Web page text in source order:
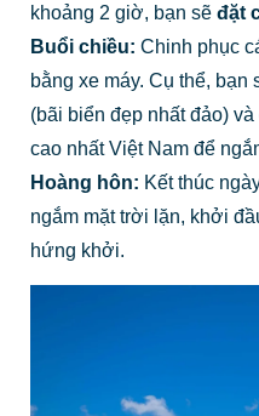
khoảng 2 giờ, bạn sẽ đặt
Buổi chiều: Chinh phục
bằng xe máy. Cụ thể, bạn
(bãi biển đẹp nhất đảo) và
cao nhất Việt Nam để
Hoàng hôn: Kết thúc
ngắm mặt trời lặn, khởi
hứng khởi.